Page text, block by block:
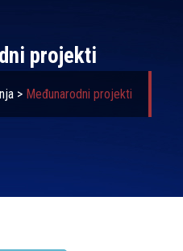
projekti
> Međunarodni projekti